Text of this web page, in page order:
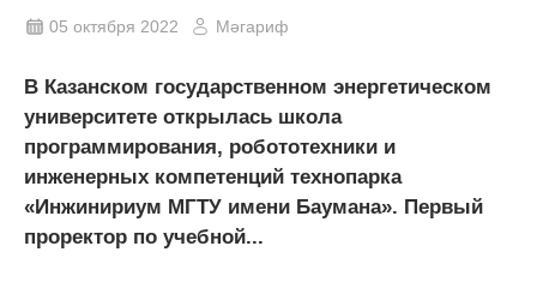
05 октября 2022 Мәгариф
В Казанском государственном энергетическом
университете открылась школа
программирования, робототехники и
инженерных компетенций технопарка
«Инжинириум МГТУ имени Баумана». Первый
проректор по учебной...